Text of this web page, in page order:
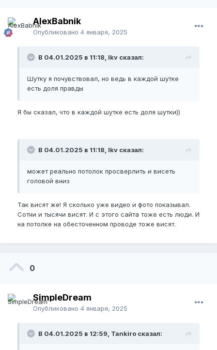
AlexBabnik
Опубликовано 4 января, 2025
В 04.01.2025 в 11:18, lkv сказал:
Шутку я почувствовал, но ведь в каждой шутке
есть доля правды
Я бы сказал, что в каждой шутке есть доля шутки))
В 04.01.2025 в 11:18, lkv сказал:
может реально потолок просверлить и висеть
головой вниз
Так висят же! Я сколько уже видео и фото показывал.
Сотни и тысячи висят. И с этого сайта тоже есть люди. И
на потолке на обесточенном проводе тоже висят.
0
SimpleDream
Опубликовано 4 января, 2025
В 04.01.2025 в 12:59, Tankiro сказал: